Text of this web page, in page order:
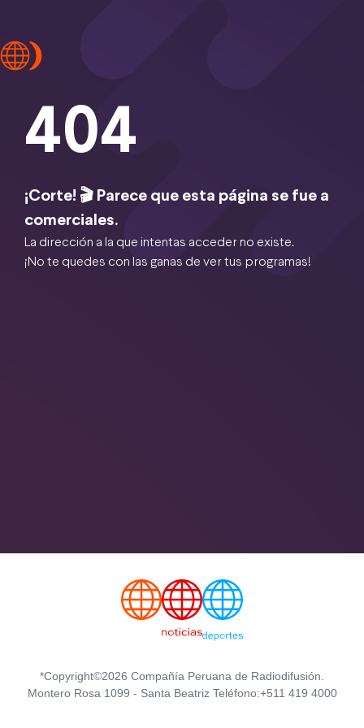
404
¡Corte! 🎬 Parece que esta página se fue a
comerciales.
La dirección a la que intentas acceder no existe.
¡No te quedes con las ganas de ver tus programas!
*Copyright©2026 Compañía Peruana de Radiodifusión.
Montero Rosa 1099 - Santa Beatriz Teléfono:+511 419 4000